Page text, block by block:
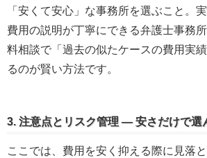
「安くて安心」な事務所を選ぶこと。
費用の説明が丁寧にできる弁護士事務
料相談で「過去の似たケースの費用実
るのが賢い方法です。
3. 注意点とリスク管理 — 安さだけで選
ここでは、費用を安く抑える際に見落